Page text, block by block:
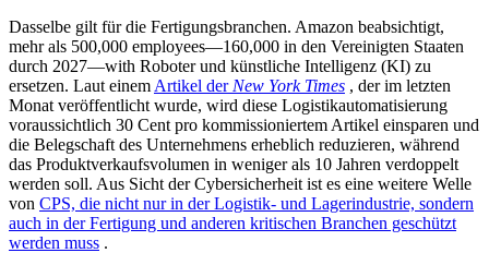
Dasselbe gilt für die Fertigungsbranchen. Amazon beabsichtigt,
mehr als 500,000 employees—160,000 in den Vereinigten Staaten
durch 2027—with Roboter und künstliche Intelligenz (KI) zu
ersetzen. Laut einem Artikel der New York Times , der im letzten
Monat veröffentlicht wurde, wird diese Logistikautomatisierung
voraussichtlich 30 Cent pro kommissioniertem Artikel einsparen und
die Belegschaft des Unternehmens erheblich reduzieren, während
das Produktverkaufsvolumen in weniger als 10 Jahren verdoppelt
werden soll. Aus Sicht der Cybersicherheit ist es eine weitere Welle
von CPS, die nicht nur in der Logistik- und Lagerindustrie, sondern
auch in der Fertigung und anderen kritischen Branchen geschützt
werden muss .